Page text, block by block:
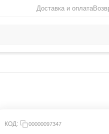
Доставка и оплата
КОД: 00000097347